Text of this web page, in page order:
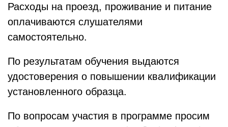
Расходы на проезд, проживание и питание
оплачиваются слушателями
самостоятельно.
По результатам обучения выдаются
удостоверения о повышении квалификации
установленного образца.
По вопросам участия в программе просим